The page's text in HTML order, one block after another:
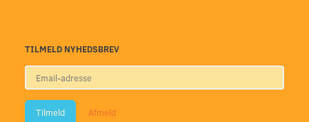
TILMELD NYHEDSBREV
Email-
adresse
Tilmeld Afmeld